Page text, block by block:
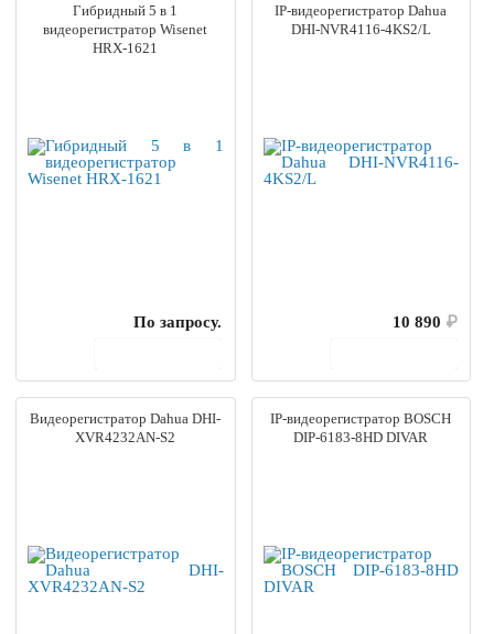
Гибридный 5 в 1
видеорегистратор Wisenet
HRX-1621
По запросу.
IP-видеорегистратор Dahua
DHI-NVR4116-4KS2/L
10 890 ₽
Видеорегистратор Dahua DHI-
XVR4232AN-S2
IP-видеорегистратор BOSCH
DIP-6183-8HD DIVAR